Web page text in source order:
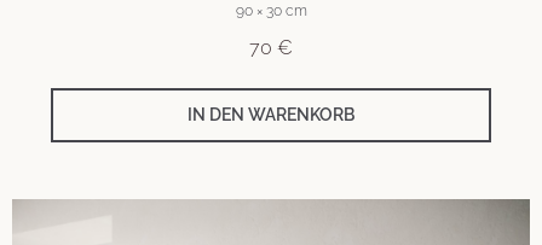
90 × 30 cm
70 €
IN DEN WARENKORB